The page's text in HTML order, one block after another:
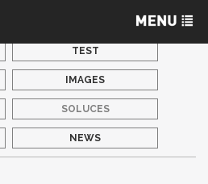
TEST
IMAGES
SOLUCES
NEWS